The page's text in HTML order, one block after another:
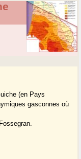
(en Pays
gasconnes où